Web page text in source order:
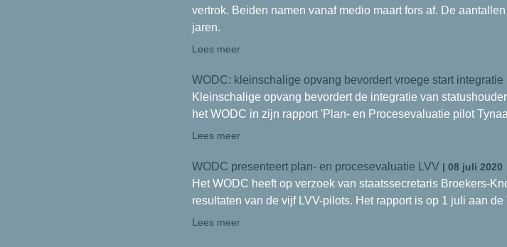
vertrok. Beiden namen vanaf medio maart fors af. De
jaren.
Lees meer
WODC: kleinschalige opvang bevordert vroege start integratie
Kleinschalige opvang bevordert de integratie van
het WODC in zijn rapport 'Plan- en Procesevaluatie pilot
Lees meer
WODC presenteert plan- en procesevaluatie LVV | 08 juli 2020
Het WODC heeft op verzoek van staatssecretaris Broekers-
resultaten van de vijf LVV-pilots. Het rapport is op 1 juli aan
Lees meer